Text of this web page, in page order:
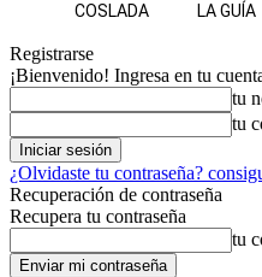
COSLADA LA GUÍA
Registrarse
¡Bienvenido! Ingresa en tu
tu
tu
¿Olvidaste tu contraseña?
Recuperación de contraseña
Recupera tu contraseña
tu